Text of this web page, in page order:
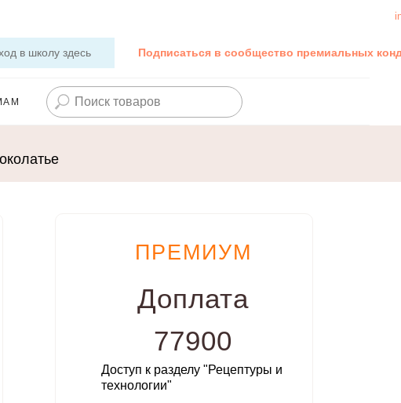
в школу здесь Подписаться в сообщество премиальных
ПРЕМИУМ
Доплата
77900
Доступ к разделу "Рецептуры и
технологии"